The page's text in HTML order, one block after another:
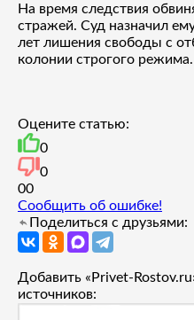
На время следствия
стражей. Суд назначил
лет лишения свободы с
колонии строгого режима.
Оцените статью:
0
0
00
Сообщить об ошибке!
Поделиться с друзьями:
Добавить «Privet-
источников: